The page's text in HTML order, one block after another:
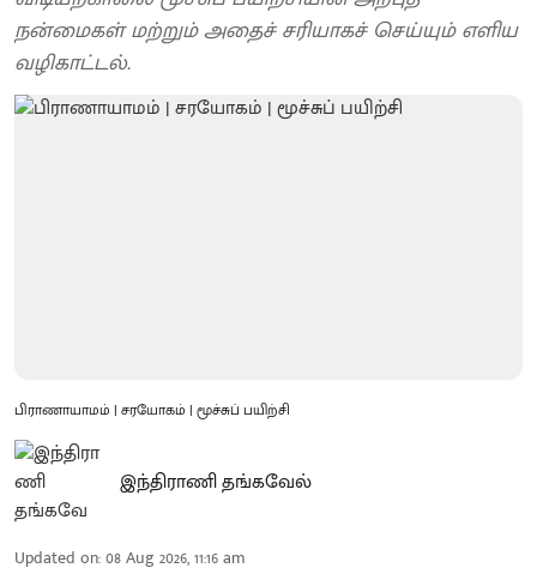
நன்மைகள் மற்றும் அதைச் சரியாகச் செய்யும் எளிய
வழிகாட்டல்.
பிராணாயாமம் | சரயோகம் | மூச்சுப் பயிற்சி
இந்திராணி தங்கவேல்
Updated on:08 Aug 2026, 11:16 am